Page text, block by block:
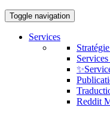
Toggle navigation
Services
Reddit